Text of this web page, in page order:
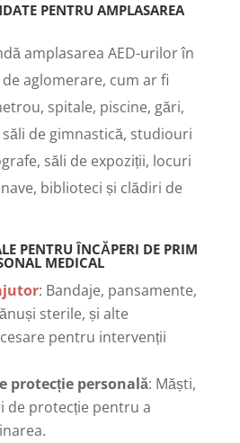
PENTRU AMPLASAREA
amplasarea AED-urilor în
aglomerare, cum ar fi
spitale, piscine, gări,
de gimnastică, studiouri
săli de expoziții, locuri
biblioteci și clădiri de
PENTRU ÎNCĂPERI DE PRIM
MEDICAL
: Bandaje, pansamente,
sterile, și alte
pentru intervenții
protecție personală: Măști,
de protecție pentru a